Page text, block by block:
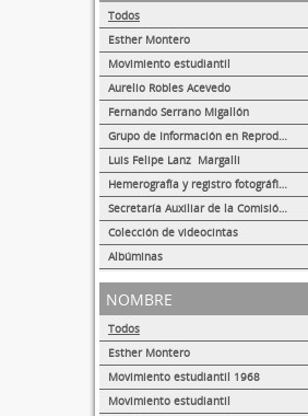
Todos
Esther Montero
Movimiento estudiantil
Aurelio Robles Acevedo
Fernando Serrano Migallón
Grupo de Información en Reproducción Elegida (GIRE)
Luis Felipe Lanz Margalli
Hemerografía y registro fotográfico sobre el conflicto universitario de 1999-2000
Secretaría Auxiliar de la Comisión Organizadora de la Exposición 1929-1979. Autonomía Universitaria UNAM.
Colección de videocintas
Albúminas
nombre
Todos
Esther Montero
Movimiento estudiantil 1968
Movimiento estudiantil